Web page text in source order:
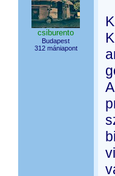
csiburento
Budapest
312 mániapont